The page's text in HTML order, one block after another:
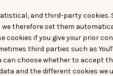
and third-party cookies.
therefore set them
if you give your prior
third parties such as
choose whether to accept
and the different cookies we
plus que